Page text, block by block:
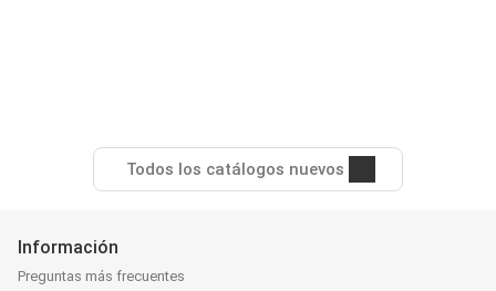
Todos los catálogos nuevos
Información
Preguntas más frecuentes